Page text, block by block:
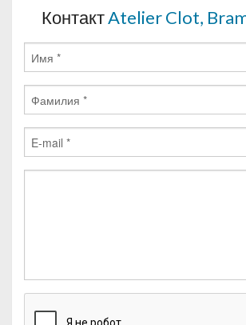
КонтактAtelier Clot,